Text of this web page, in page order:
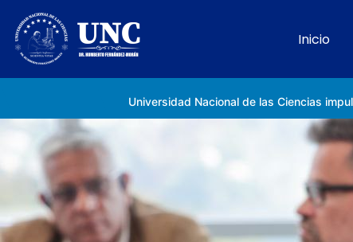
Inicio